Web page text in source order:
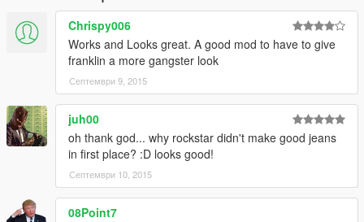
Chrispy006
Works and Looks great. A good mod to have to give
franklin a more gangster look
Септември 9, 2015
juh00
oh thank god... why rockstar didn't make good jeans
in first place? :D looks good!
Септември 10, 2015
08Point7